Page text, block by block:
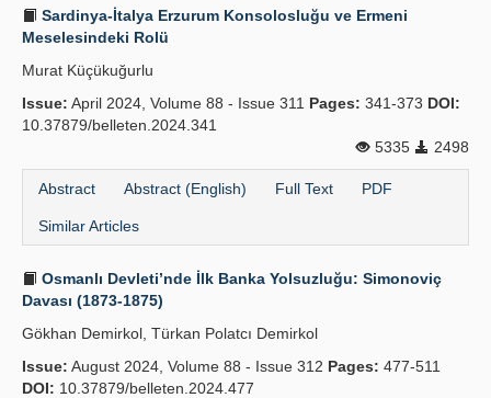
Sardinya-İtalya Erzurum Konsolosluğu ve Ermeni
Meselesindeki Rolü
Murat Küçükuğurlu
Issue: April 2024, Volume 88 - Issue 311 Pages: 341-373 DOI:
10.37879/belleten.2024.341
5335
2498
Abstract Abstract (English) Full Text PDF
Similar Articles
Osmanlı Devleti’nde İlk Banka Yolsuzluğu: Simonoviç
Davası (1873-1875)
Gökhan Demirkol, Türkan Polatcı Demirkol
Issue: August 2024, Volume 88 - Issue 312 Pages: 477-511
DOI: 10.37879/belleten.2024.477